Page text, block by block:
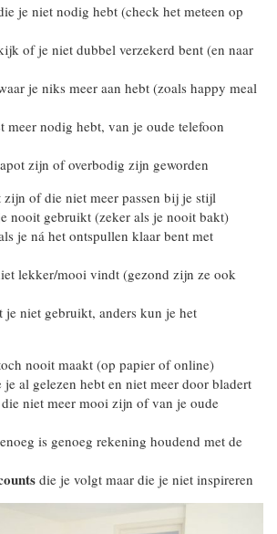
je niet nodig hebt (check het meteen op
of je niet dubbel verzekerd bent (en naar
je niks meer aan hebt (zoals happy meal
meer nodig hebt, van je oude telefoon
zijn of overbodig zijn geworden
zijn of die niet meer passen bij je stijl
nooit gebruikt (zeker als je nooit bakt)
je ná het ontspullen klaar bent met
lekker/mooi vindt (gezond zijn ze ook
je niet gebruikt, anders kun je het
nooit maakt (op papier of online)
je al gelezen hebt en niet meer door bladert
die niet meer mooi zijn of van je oude
is genoeg rekening houdend met de
die je volgt maar die je niet inspireren